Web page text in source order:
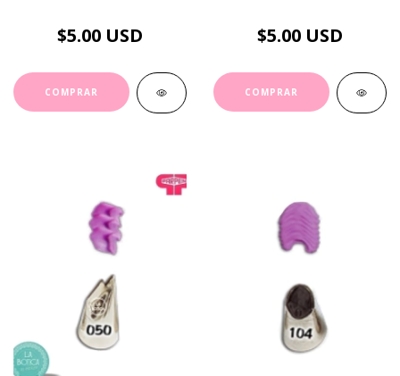
$5.00 USD $5.00 USD